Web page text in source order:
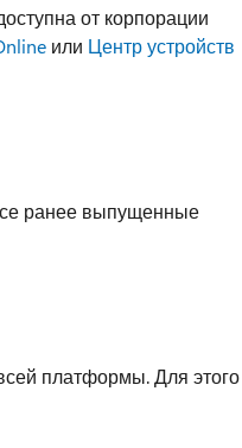
от корпорации
или Центр устройств
ранее выпущенные
платформы. Для этого